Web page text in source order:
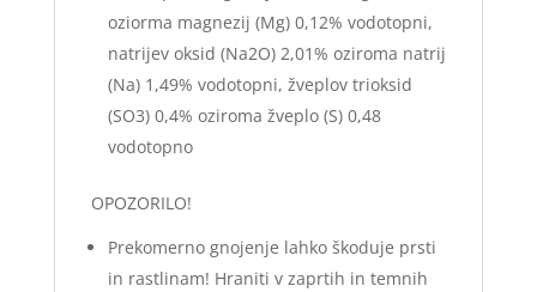
oziorma magnezij (Mg) 0,12% vodotopni,
natrijev oksid (Na2O) 2,01% oziroma natrij
(Na) 1,49% vodotopni, žveplov trioksid
(SO3) 0,4% oziroma žveplo (S) 0,48
vodotopno
OPOZORILO!
Prekomerno gnojenje lahko škoduje prsti
in rastlinam! Hraniti v zaprtih in temnih